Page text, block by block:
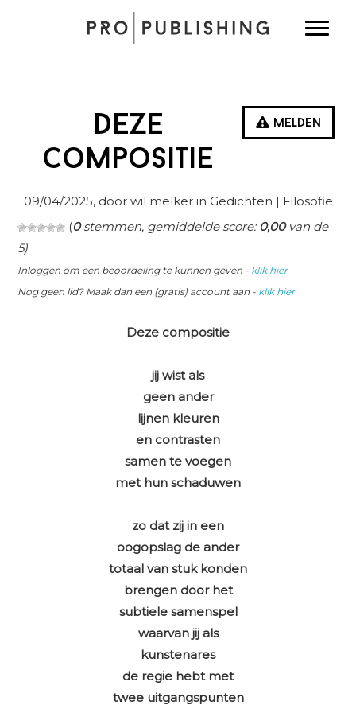
Melden
Deze
compositie
09/04/2025, door wil melker in Gedichten | Filosofie
(0stemmen, gemiddelde score:0,00van de
5)
Inloggen om een beoordeling te kunnen geven - klik hier
Nog geen lid? Maak dan een (gratis) account aan - klik hier
Deze compositie
jij wist als
geen ander
lijnen kleuren
en contrasten
samen te voegen
met hun schaduwen
zo dat zij in een
oogopslag de ander
totaal van stuk konden
brengen door het
subtiele samenspel
waarvan jij als
kunstenares
de regie hebt met
twee uitgangspunten